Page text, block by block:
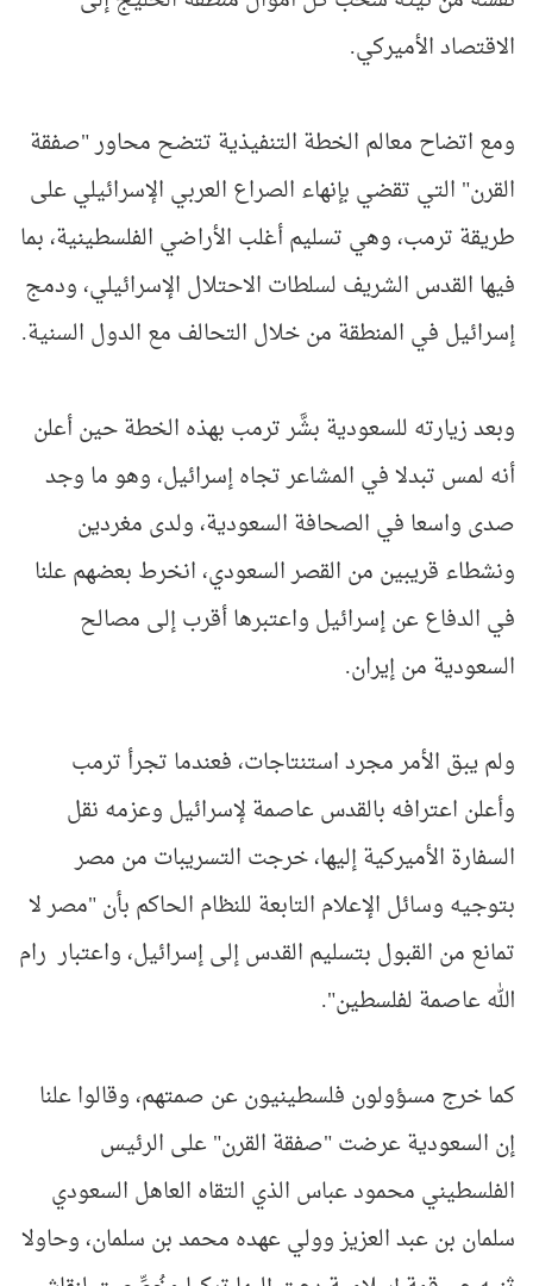
الاقتصاد الأميركي.
ومع اتضاح معالم الخطة التنفيذية تتضح محاور "صفقة
القرن" التي تقضي بإنهاء الصراع العربي الإسرائيلي على
طريقة ترمب، وهي تسليم أغلب الأراضي الفلسطينية، بما
فيها القدس الشريف لسلطات الاحتلال الإسرائيلي، ودمج
إسرائيل في المنطقة من خلال التحالف مع الدول السنية.
وبعد زيارته للسعودية بشَّر ترمب بهذه الخطة حين أعلن
أنه لمس تبدلا في المشاعر تجاه إسرائيل، وهو ما وجد
صدى واسعا في الصحافة السعودية، ولدى مغردين
ونشطاء قريبين من القصر السعودي، انخرط بعضهم علنا
في الدفاع عن إسرائيل واعتبرها أقرب إلى مصالح
السعودية من إيران.
ولم يبق الأمر مجرد استنتاجات، فعندما تجرأ ترمب
وأعلن اعترافه بالقدس عاصمة لإسرائيل وعزمه نقل
السفارة الأميركية إليها، خرجت التسريبات من مصر
بتوجيه وسائل الإعلام التابعة للنظام الحاكم بأن "مصر لا
تمانع من القبول بتسليم القدس إلى إسرائيل، واعتبار رام
الله عاصمة لفلسطين".
كما خرج مسؤولون فلسطينيون عن صمتهم، وقالوا علنا
إن السعودية عرضت "صفقة القرن" على الرئيس
الفلسطيني محمود عباس الذي التقاه العاهل السعودي
سلمان بن عبد العزيز وولي عهده محمد بن سلمان، وحاولا